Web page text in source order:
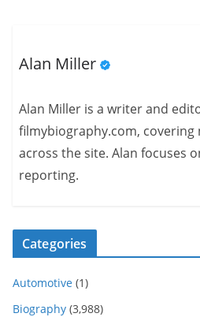
Alan Miller
Alan Miller is a writer and
filmybiography.com, covering
across the site. Alan focuses
reporting.
Categories
Automotive (1)
Biography (3,988)